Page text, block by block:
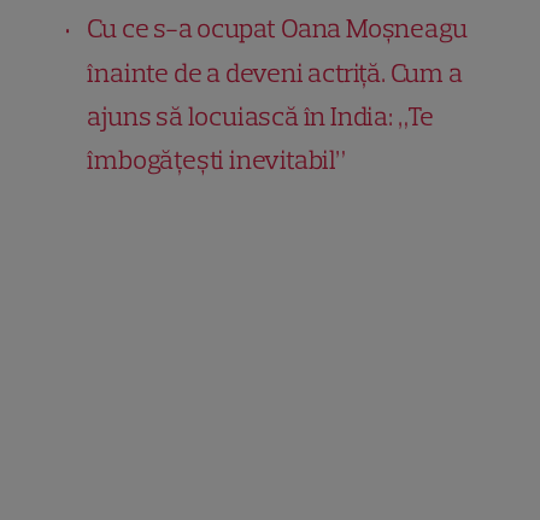
Cu ce s-a ocupat Oana Moșneagu
înainte de a deveni actriță. Cum a
ajuns să locuiască în India: „Te
îmbogățești inevitabil”